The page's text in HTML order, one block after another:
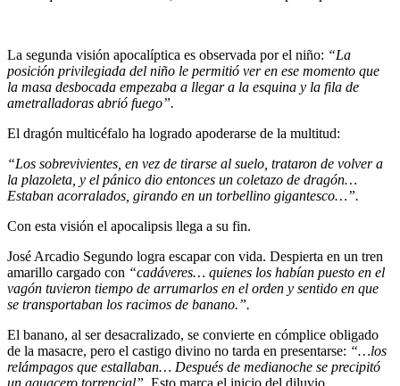
La segunda visión apocalíptica es observada por el niño: “La
posición privilegiada del niño le permitió ver en ese momento que
la masa desbocada empezaba a llegar a la esquina y la fila de
ametralladoras abrió fuego”.
El dragón multicéfalo ha logrado apoderarse de la multitud:
“Los sobrevivientes, en vez de tirarse al suelo, trataron de volver a
la plazoleta, y el pánico dio entonces un coletazo de dragón…
Estaban acorralados, girando en un torbellino gigantesco…”.
Con esta visión el apocalipsis llega a su fin.
José Arcadio Segundo logra escapar con vida. Despierta en un tren
amarillo cargado con “cadáveres… quienes los habían puesto en el
vagón tuvieron tiempo de arrumarlos en el orden y sentido en que
se transportaban los racimos de banano.”.
El banano, al ser desacralizado, se convierte en cómplice obligado
de la masacre, pero el castigo divino no tarda en presentarse: “…los
relámpagos que estallaban… Después de medianoche se precipitó
un aguacero torrencial”. Esto marca el inicio del diluvio